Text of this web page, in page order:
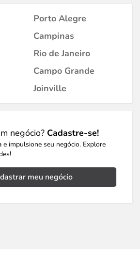
Porto Alegre
Campinas
Rio de Janeiro
Campo Grande
Joinville
negócio? Cadastre-se!
e impulsione seu negócio. Explore
meu negócio